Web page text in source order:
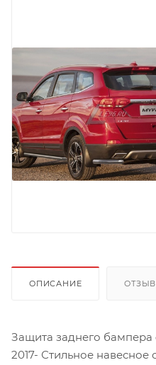
ОПИСАНИЕ
Защита заднего бампера
2017- Стильное